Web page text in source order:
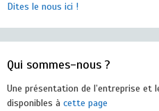
Dites le nous ici !
Qui sommes-nous ?
Une présentation de l’entreprise et
disponibles à cette page